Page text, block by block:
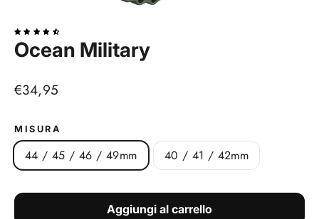
Ocean Military
Prezzo
listino
€34,95
MISURA
44 / 45 / 46 / 49mm 40 / 41 / 42mm
Aggiungi al carrello